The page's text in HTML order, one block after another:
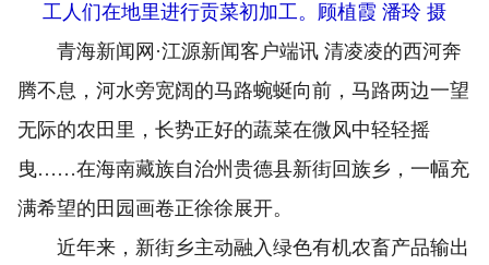
工人们在地里进行贡菜初加工。顾植霞 潘玲 摄
青海新闻网·江源新闻客户端讯 清凌凌的西河奔
腾不息，河水旁宽阔的马路蜿蜒向前，马路两边一望
无际的农田里，长势正好的蔬菜在微风中轻轻摇
曳……在海南藏族自治州贵德县新街回族乡，一幅充
满希望的田园画卷正徐徐展开。
近年来，新街乡主动融入绿色有机农畜产品输出